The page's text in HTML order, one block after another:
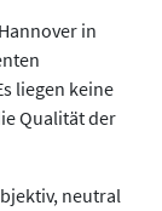
in
liegen keine
Qualität der
neutral